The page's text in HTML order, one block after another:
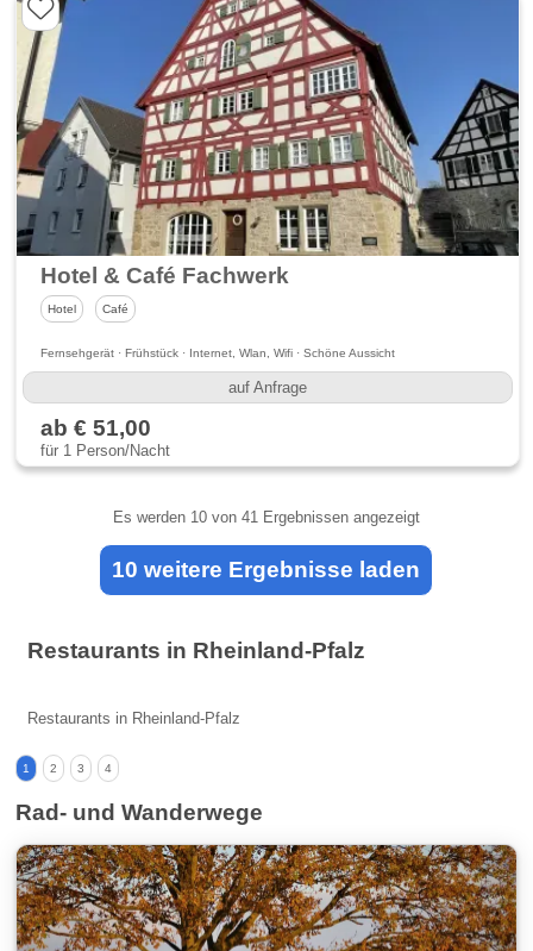
Hotel & Café Fachwerk
Hotel Café
Fernsehgerät · Frühstück · Internet, Wlan, Wifi · Schöne Aussicht
auf Anfrage
ab € 51,00
für 1 Person/Nacht
Es werden 10von 41 Ergebnissen angezeigt
10 weitere Ergebnisse laden
Restaurants in Rheinland-Pfalz
Restaurants in Rheinland-Pfalz
1 2 3 4
Rad- und Wanderwege